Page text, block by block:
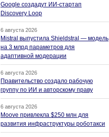
Google создадут ИИ-стартап
Discovery Loop
6 августа 2026
Mistral выпустила Shieldstral — модель
на 3 млрд параметров для
адаптивной модерации
6 августа 2026
Правительство создало рабочую
группу по ИИ и авторскому праву
6 августа 2026
Moove привлекла $250 млн для
развития инфраструктуры роботакси